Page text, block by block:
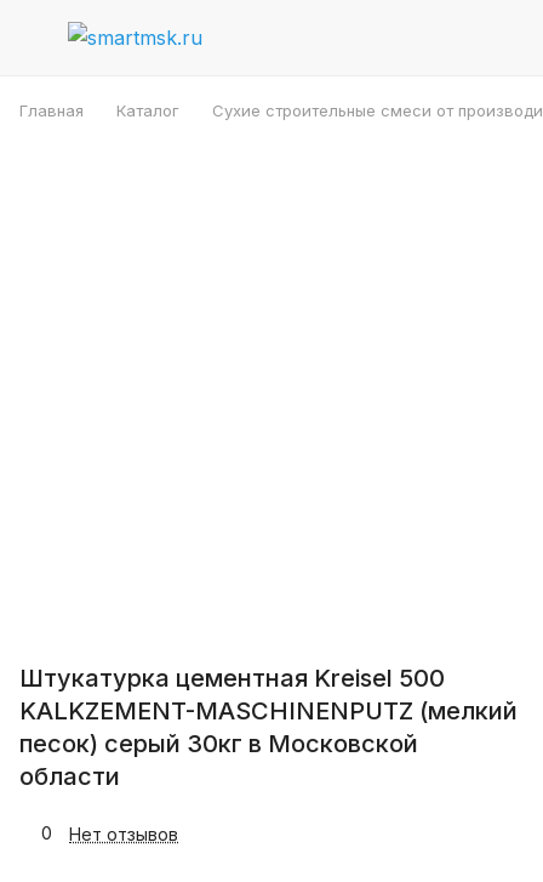
Главная Каталог Сухие строительные смеси от
Штукатурка цементная Kreisel 500
KALKZEMENT-MASCHINENPUTZ (мелкий
песок) серый 30кг в Московской
области
0 Нет отзывов